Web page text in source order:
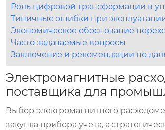
Роль цифровой трансформации в
Типичные ошибки при
Экономическое обоснование
Часто задаваемые вопросы
Заключение и рекомендации по
Электромагнитные
поставщика для
Выбор электромагнитного
закупка прибора учета, а